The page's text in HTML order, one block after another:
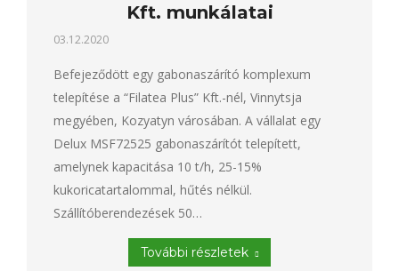
Kft. munkálatai
03.12.2020
Befejeződött egy gabonaszárító komplexum
telepítése a “Filatea Plus” Kft.-nél, Vinnytsja
megyében, Kozyatyn városában. A vállalat egy
Delux MSF72525 gabonaszárítót telepített,
amelynek kapacitása 10 t/h, 25-15%
kukoricatartalommal, hűtés nélkül.
Szállítóberendezések 50…
További részletek